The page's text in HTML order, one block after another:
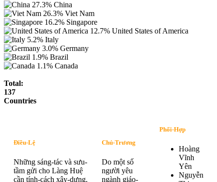
27.3% China
26.3% Viet Nam
16.2% Singapore
12.7% United States of America
5.2% Italy
3.0% Germany
1.9% Brazil
1.1% Canada
Total:
137
Countries
Điều-Lệ
Những sáng-tác và sưu-
tầm gửi cho Làng Huệ
cần tính-cách xây-dựng,
Chủ-Trương
Do một số
người yêu
ngành giáo-
Phối-Hợp
Hoàng
Vĩnh
Yên
Nguyễn